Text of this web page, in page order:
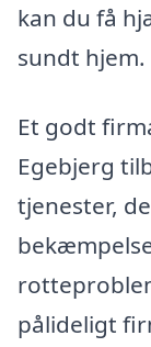
kan du få
sundt hjem.
Et godt
Egebjerg
tjenester,
pålideligt